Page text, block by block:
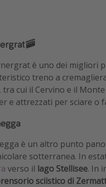
è uno dei migliori
treno a
tra cui il Cervino e il
e attrezzati per sciare o
è un altro punto
sotterranea. In
verso il lago Stellisee. In
sciistico di